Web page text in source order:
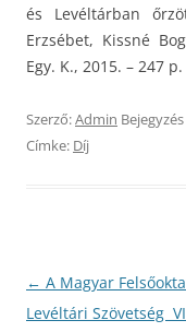
és Levéltárban
Erzsébet, Kissné
Egy. K., 2015. – 247
Szerző:Admin
Címke: Díj
Bejegyzés
navigáció
← A Magyar
Levéltári Szövetség